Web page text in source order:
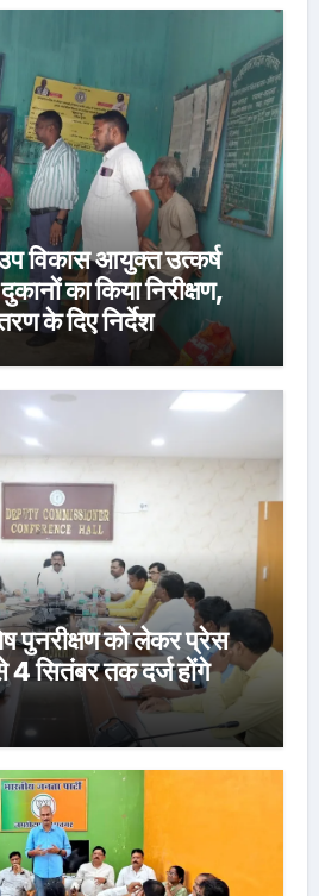
विकास आयुक्त उत्कर्ष
का किया निरीक्षण,
के दिए निर्देश
पुनरीक्षण को लेकर प्रेस
4 सितंबर तक दर्ज होंगे